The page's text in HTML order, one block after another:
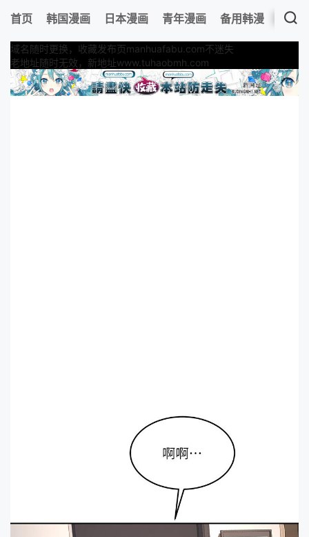
首页 韩国漫画 日本漫画 青年漫画 备用韩漫 最新
域名随时更换，收藏发布页manhuafabu.com不迷失
老地址随时无效，新地址www.tuhaobmh.com